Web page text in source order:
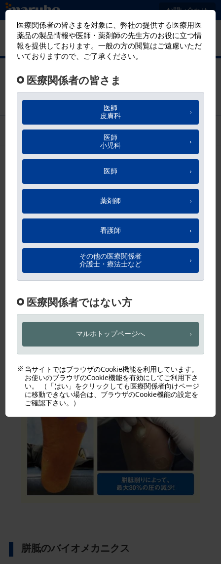
メ
イ
ン
お問い合わせ
マルホ
医療関係者向けサイト
有害事象報告
maruho square：【連載 第3回】足の診
方（後編）｜胼胝を診て足の機能まで分
かる
お気に入り
医療法人社団青泉会 下北沢病院
理事長
はじめに
今回は明日の診療に使える、一歩進んだ胼胝（タコ）や
鶏眼（ウオノメ）の診方についてお話しします。 従来
の治療は、胼胝を削る対症療法が主流です。この方法は
大30%の除圧効果が得られることが研究で確認されてお
り（図1）、圧力計を使用してもその効果がはっきりと示
されています。また、削った後には角質を柔らかく保つ
ための軟膏を処方することも一般的です。
図1. 胼胝処置による圧の軽減
記
事
／
イ
ン
ン
像
胼胝のバイオメカニクス